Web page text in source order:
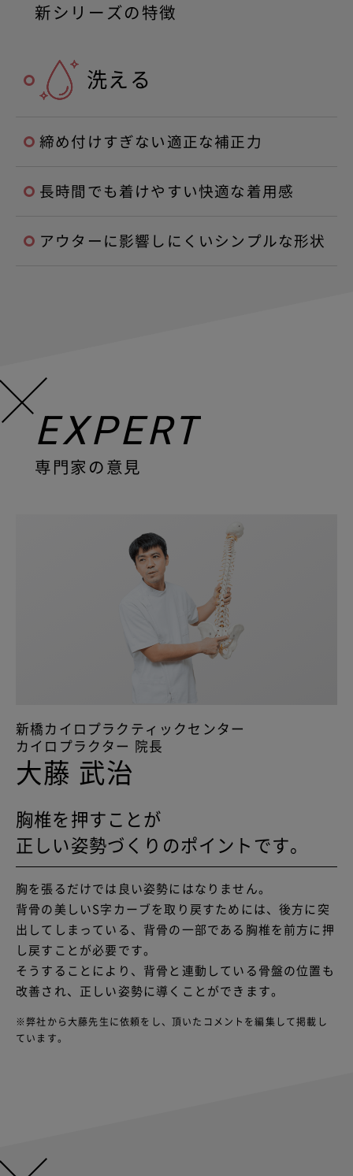
新シリーズの特徴
洗える
締め付けすぎない適正な補正力
長時間でも着けやすい快適な着用感
アウターに影響しにくいシンプルな形状
EXPERT
専門家の意見
新橋カイロプラクティックセンター
カイロプラクター 院長
大藤 武治
胸椎を押すことが
正しい姿勢づくりのポイントです。
胸を張るだけでは良い姿勢にはなりません。
背骨の美しいS字カーブを取り戻すためには、後方に突
出してしまっている、背骨の一部である胸椎を前方に押
し戻すことが必要です。
そうすることにより、背骨と連動している骨盤の位置も
改善され、正しい姿勢に導くことができます。
※弊社から大藤先生に依頼をし、頂いたコメントを編集して掲載し
ています。